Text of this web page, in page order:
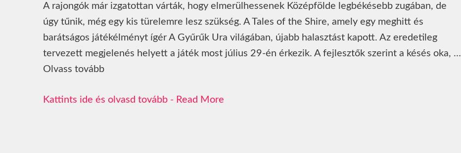
A rajongók már izgatottan várták, hogy elmerülhessenek Középfölde legbékésebb zugában, de
úgy tűnik, még egy kis türelemre lesz szükség. A Tales of the Shire, amely egy meghitt és
barátságos játékélményt ígér A Gyűrűk Ura világában, újabb halasztást kapott. Az eredetileg
tervezett megjelenés helyett a játék most július 29-én érkezik. A fejlesztők szerint a késés oka, …
Olvass tovább
Read More